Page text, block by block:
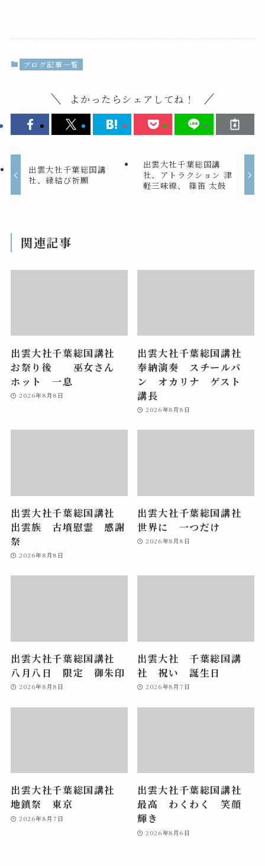
ブログ記事一覧
よかったらシェアしてね！
出雲大社千葉総国講
社、縁結び祈願
出雲大社千葉総国講
社、アトラクション 津
軽三味線、 篠笛 太鼓
関連記事
出雲大社千葉総国講社
お祭り後 巫女さん
ホット 一息
2026年8月8日
出雲大社千葉総国講社
奉納演奏 スチールパ
ン オカリナ ゲスト
講長
2026年8月8日
出雲大社千葉総国講社
出雲族 古墳慰霊 感謝
祭
2026年8月8日
出雲大社千葉総国講社
世界に 一つだけ
2026年8月8日
出雲大社千葉総国講社
八月八日 限定 御朱印
2026年8月8日
出雲大社 千葉総国講
社 祝い 誕生日
2026年8月7日
出雲大社千葉総国講社
地鎮祭 東京
2026年8月7日
出雲大社千葉総国講社
最高 わくわく 笑顔
輝き
2026年8月6日